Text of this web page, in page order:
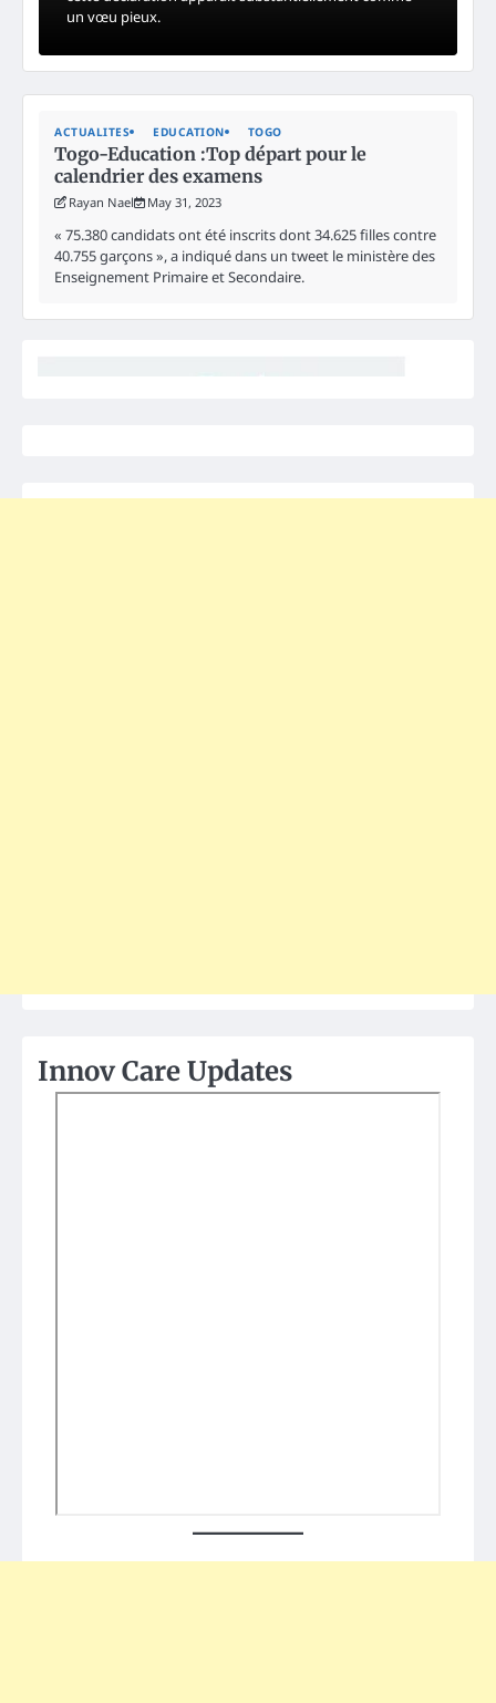
un vœu pieux.
ACTUALITES EDUCATION TOGO
Togo-Education :Top départ pour le
calendrier des examens
Rayan Nael May 31, 2023
« 75.380 candidats ont été inscrits dont 34.625 filles contre
40.755 garçons », a indiqué dans un tweet le ministère des
Enseignement Primaire et Secondaire.
Innov Care Updates